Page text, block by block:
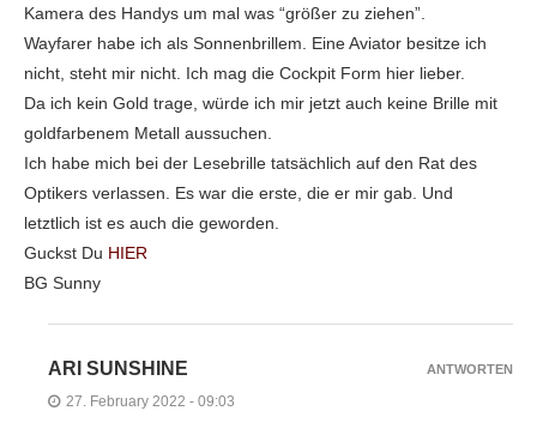
Kamera des Handys um mal was “größer zu ziehen”.
Wayfarer habe ich als Sonnenbrillem. Eine Aviator besitze ich
nicht, steht mir nicht. Ich mag die Cockpit Form hier lieber.
Da ich kein Gold trage, würde ich mir jetzt auch keine Brille mit
goldfarbenem Metall aussuchen.
Ich habe mich bei der Lesebrille tatsächlich auf den Rat des
Optikers verlassen. Es war die erste, die er mir gab. Und
letztlich ist es auch die geworden.
Guckst Du HIER
BG Sunny
ARI SUNSHINE
27. February 2022 - 09:03
ANTWORTEN